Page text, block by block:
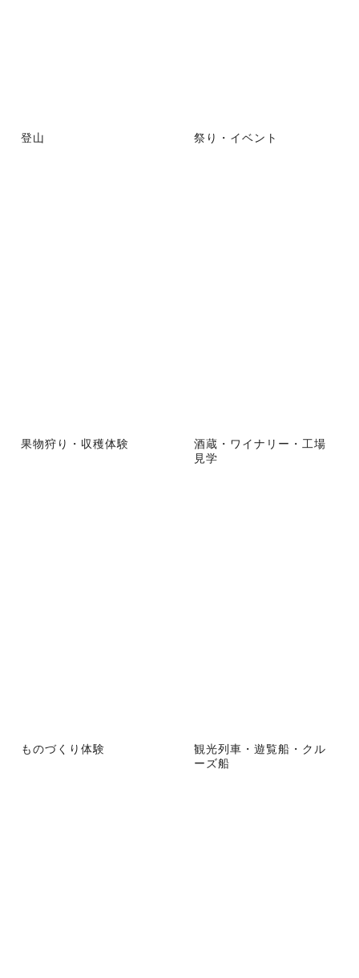
登山 祭り・イベント
果物狩り・収穫体験
酒蔵・ワイナリー・工場
見学
ものづくり体験
観光列車・遊覧船・クル
ーズ船